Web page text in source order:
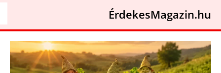
ÉrdekesMagazin.hu